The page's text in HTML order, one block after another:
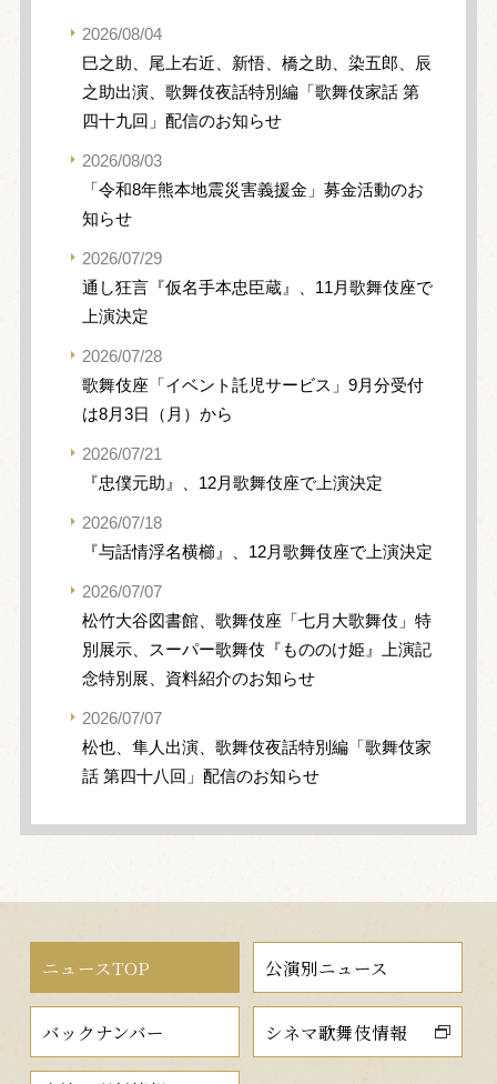
2026/08/04
巳之助、尾上右近、新悟、橋之助、染五郎、辰
之助出演、歌舞伎夜話特別編「歌舞伎家話 第
四十九回」配信のお知らせ
2026/08/03
「令和8年熊本地震災害義援金」募金活動のお
知らせ
2026/07/29
通し狂言『仮名手本忠臣蔵』、11月歌舞伎座で
上演決定
2026/07/28
歌舞伎座「イベント託児サービス」9月分受付
は8月3日（月）から
2026/07/21
『忠僕元助』、12月歌舞伎座で上演決定
2026/07/18
『与話情浮名横櫛』、12月歌舞伎座で上演決定
2026/07/07
松竹大谷図書館、歌舞伎座「七月大歌舞伎」特
別展示、スーパー歌舞伎『もののけ姫』上演記
念特別展、資料紹介のお知らせ
2026/07/07
松也、隼人出演、歌舞伎夜話特別編「歌舞伎家
話 第四十八回」配信のお知らせ
ニュースTOP 公演別ニュース
バックナンバー シネマ歌舞伎情報